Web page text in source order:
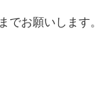
でお願いします。